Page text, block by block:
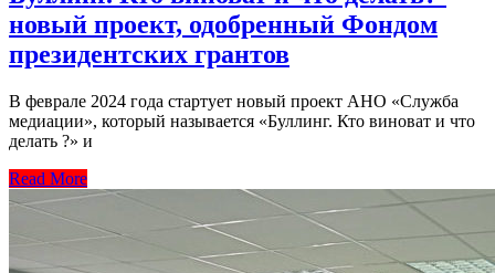
новый проект, одобренный Фондом
президентских грантов
В феврале 2024 года стартует новый проект АНО «Служба
медиации», который называется «Буллинг. Кто виноват и что
делать ?» и
Read More